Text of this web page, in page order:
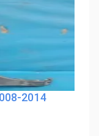
2014